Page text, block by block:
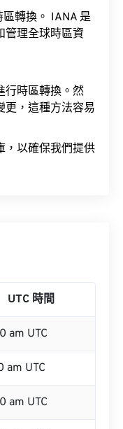
轉換。 IANA 是
管理全球時區資
行時區轉換。然
更，這種方法容易
，以確保我們提供
UTC 時間
am UTC
am UTC
am UTC